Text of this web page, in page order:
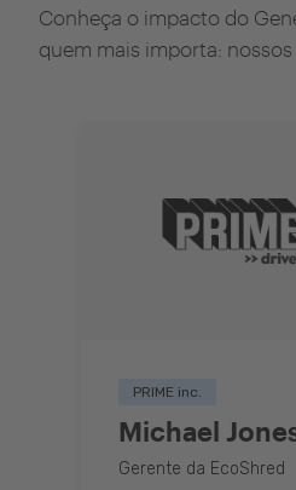
Conheça o impacto do
quem mais importa: nossos
PRIME inc.
Michael
Gerente da EcoShred